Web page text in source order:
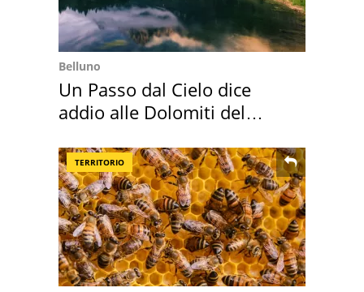
Belluno
Un Passo dal Cielo dice
addio alle Dolomiti del
TERRITORIO